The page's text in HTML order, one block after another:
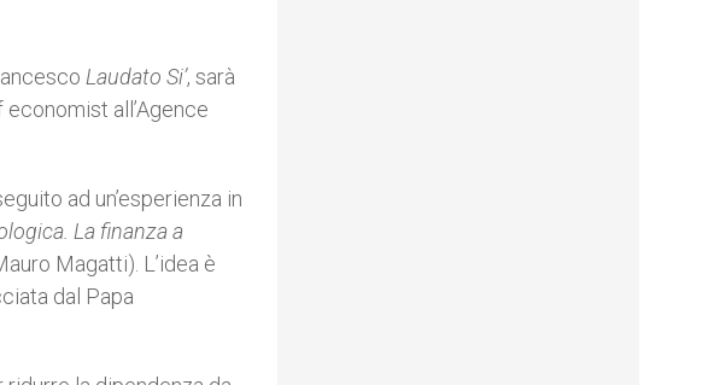
Laudato Si’, sarà
all’Agence
ad un’esperienza in
La finanza a
Magatti). L’idea è
dal Papa